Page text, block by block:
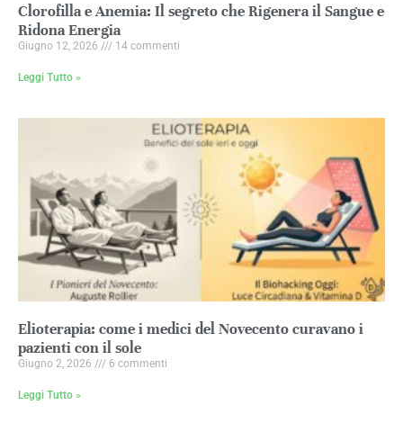
Clorofilla e Anemia: Il segreto che Rigenera il Sangue e
Ridona Energia
Giugno 12, 2026 14 commenti
Leggi Tutto »
Elioterapia: come i medici del Novecento curavano i
pazienti con il sole
Giugno 2, 2026 6 commenti
Leggi Tutto »